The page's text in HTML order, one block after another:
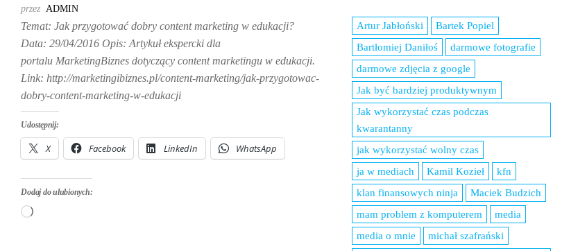
przez ADMIN
Temat: Jak przygotować dobry content marketing w edukacji?
Data: 29/04/2016 Opis: Artykuł ekspercki dla
portalu MarketingBiznes dotyczący content marketingu w edukacji.
Link: http://marketingibiznes.pl/content-marketing/jak-przygotowac-
dobry-content-marketing-w-edukacji
Udostępnij:
X Facebook LinkedIn WhatsApp
Dodaj do ulubionych:
Wczytywanie…
Artur Jabłoński
Bartek Popiel
Bartłomiej Daniłoś
darmowe fotografie
darmowe zdjęcia z google
Jak być bardziej produktywnym
Jak wykorzystać czas podczas
kwarantanny
jak wykorzystać wolny czas
ja w mediach
Kamil Kozieł
kfn
klan finansowych ninja
Maciek Budzich
mam problem z komputerem
media
media o mnie
michał szafrański